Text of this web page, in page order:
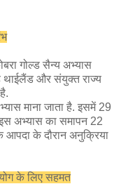
गोल्ड सैन्य अभ्यास
थाईलैंड और संयुक्त राज्य
माना जाता है. इसमें 29
अभ्यास का समापन 22
आपदा के दौरान अनुक्रिया
के लिए सहमत